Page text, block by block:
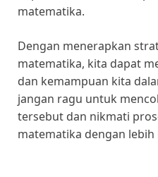
matematika.
Dengan menerapkan
matematika, kita dapat
dan kemampuan kita
jangan ragu untuk
tersebut dan nikmati
matematika dengan lebih